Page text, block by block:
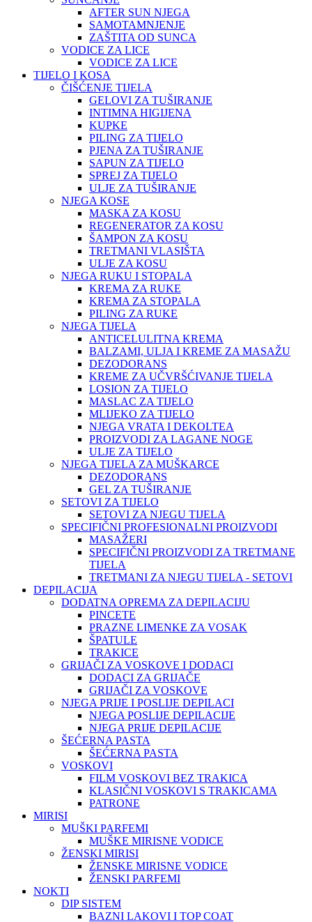
AFTER SUN NJEGA
SAMOTAMNJENJE
ZAŠTITA OD SUNCA
VODICE ZA LICE
VODICE ZA LICE
TIJELO I KOSA
ČIŠĆENJE TIJELA
GELOVI ZA TUŠIRANJE
INTIMNA HIGIJENA
KUPKE
PILING ZA TIJELO
PJENA ZA TUŠIRANJE
SAPUN ZA TIJELO
SPREJ ZA TIJELO
ULJE ZA TUŠIRANJE
NJEGA KOSE
MASKA ZA KOSU
REGENERATOR ZA KOSU
ŠAMPON ZA KOSU
TRETMANI VLASIŠTA
ULJE ZA KOSU
NJEGA RUKU I STOPALA
KREMA ZA RUKE
KREMA ZA STOPALA
PILING ZA RUKE
NJEGA TIJELA
ANTICELULITNA KREMA
BALZAMI, ULJA I KREME ZA MASAŽU
DEZODORANS
KREME ZA UČVRŠĆIVANJE TIJELA
LOSION ZA TIJELO
MASLAC ZA TIJELO
MLIJEKO ZA TIJELO
NJEGA VRATA I DEKOLTEA
PROIZVODI ZA LAGANE NOGE
ULJE ZA TIJELO
NJEGA TIJELA ZA MUŠKARCE
DEZODORANS
GEL ZA TUŠIRANJE
SETOVI ZA TIJELO
SETOVI ZA NJEGU TIJELA
SPECIFIČNI PROFESIONALNI PROIZVODI
MASAŽERI
SPECIFIČNI PROIZVODI ZA TRETMANE
TIJELA
TRETMANI ZA NJEGU TIJELA - SETOVI
DEPILACIJA
DODATNA OPREMA ZA DEPILACIJU
PINCETE
PRAZNE LIMENKE ZA VOSAK
ŠPATULE
TRAKICE
GRIJAČI ZA VOSKOVE I DODACI
DODACI ZA GRIJAČE
GRIJAČI ZA VOSKOVE
NJEGA PRIJE I POSLIJE DEPILACI
NJEGA POSLIJE DEPILACIJE
NJEGA PRIJE DEPILACIJE
ŠEĆERNA PASTA
ŠEĆERNA PASTA
VOSKOVI
FILM VOSKOVI BEZ TRAKICA
KLASIČNI VOSKOVI S TRAKICAMA
PATRONE
MIRISI
MUŠKI PARFEMI
MUŠKE MIRISNE VODICE
ŽENSKI MIRISI
ŽENSKE MIRISNE VODICE
ŽENSKI PARFEMI
NOKTI
DIP SISTEM
BAZNI LAKOVI I TOP COAT